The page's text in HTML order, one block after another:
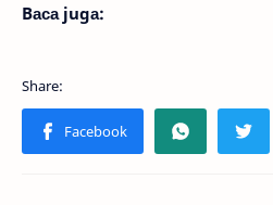
Bаса jugа: